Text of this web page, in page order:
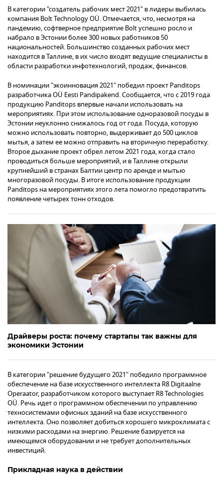
В категории "создатель рабочих мест 2021" в лидеры выбилась
компания Bolt Technology OÜ. Отмечается, что, несмотря на
пандемию, софтверное предприятие Bolt успешно росло и
набрало в Эстонии более 300 новых работников 50
национальностей. Большинство созданных рабочих мест
находится в Таллине, в их число входят ведущие специалисты в
области разработки инфотехнологий, продаж, финансов.
В номинации "экоинновация 2021" победил проект Panditops
разработчика OÜ Eesti Pandipakend. Сообщается, что с 2019 года
продукцию Panditops впервые начали использовать на
мероприятиях. При этом использование одноразовой посуды в
Эстонии неуклонно снижалось год от года. Посуда, которую
можно использовать повторно, выдерживает до 500 циклов
мытья, а затем ее можно отправить на вторичную переработку.
Второе дыхание проект обрел летом 2021 года, когда стало
проводиться больше мероприятий, и в Таллине открыли
крупнейший в странах Балтии центр по аренде и мытью
многоразовой посуды. В итоге использование продукции
Panditops на мероприятиях этого лета помогло предотвратить
появление четырех тонн отходов.
Драйверы роста: почему стартапы так важны для
экономики Эстонии
В категории "решение будущего 2021" победило программное
обеспечение на базе искусственного интеллекта R8 Digitaalne
Operaator, разработчиком которого выступает R8 Technologies
OÜ. Речь идет о программном обеспечении по управлению
техносистемами офисных зданий на базе искусственного
интеллекта. Оно позволяет добиться хорошего микроклимата с
низкими расходами на энергию. Решение базируется на
имеющемся оборудовании и не требует дополнительных
инвестиций.
Прикладная наука в действии